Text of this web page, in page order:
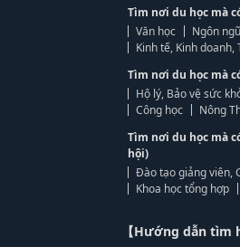
Tìm nơi du học mà
Văn học
Ngôn
Kinh tế, Kinh
Tìm nơi du học mà
Hộ lý, Bảo vệ sức
Công học
Nông
Tìm nơi du học mà
hội)
Đào tạo giảng viên,
Khoa học tổng hợp
【Hướng dẫn tìm